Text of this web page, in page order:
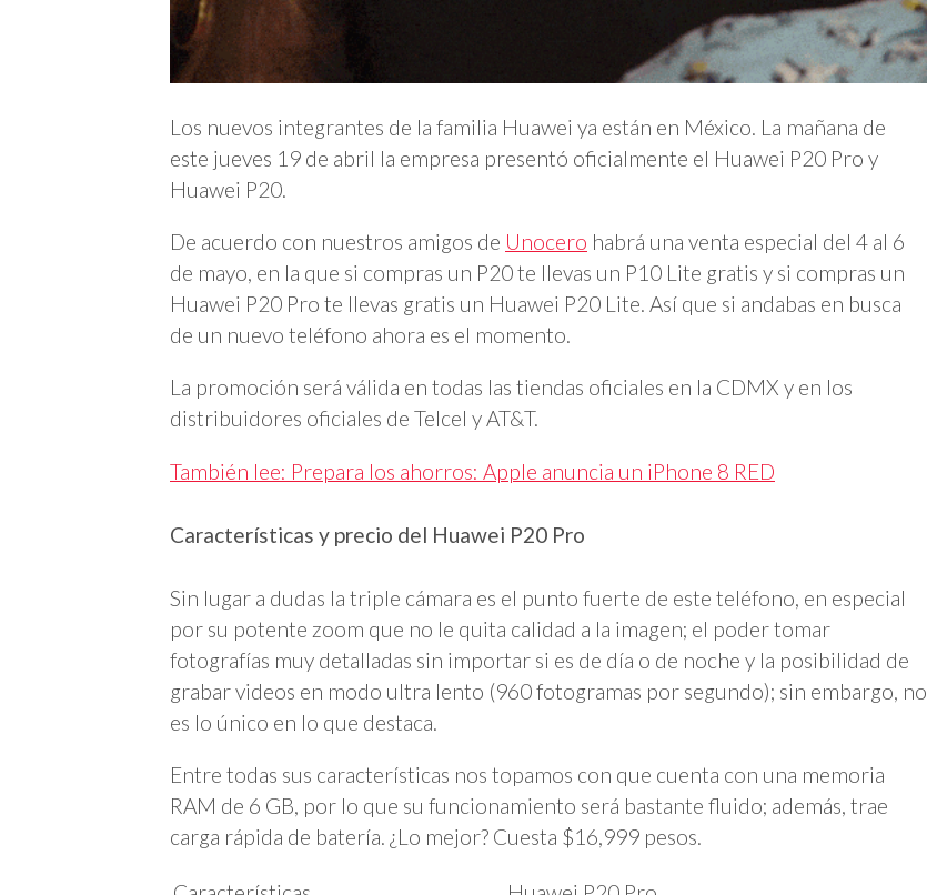
Los nuevos integrantes de la familia Huawei ya están en México. La mañana de
este jueves 19 de abril la empresa presentó oficialmente el Huawei P20 Pro y
Huawei P20.
De acuerdo con nuestros amigos de Unocero habrá una venta especial del 4 al 6
de mayo, en la que si compras un P20 te llevas un P10 Lite gratis y si compras un
Huawei P20 Pro te llevas gratis un Huawei P20 Lite. Así que si andabas en busca
de un nuevo teléfono ahora es el momento.
La promoción será válida en todas las tiendas oficiales en la CDMX y en los
distribuidores oficiales de Telcel y AT&T.
También lee: Prepara los ahorros: Apple anuncia un iPhone 8 RED
Características y precio del Huawei P20 Pro
Sin lugar a dudas la triple cámara es el punto fuerte de este teléfono, en especial
por su potente zoom que no le quita calidad a la imagen; el poder tomar
fotografías muy detalladas sin importar si es de día o de noche y la posibilidad de
grabar videos en modo ultra lento (960 fotogramas por segundo); sin embargo, no
es lo único en lo que destaca.
Entre todas sus características nos topamos con que cuenta con una memoria
RAM de 6 GB, por lo que su funcionamiento será bastante fluido; además, trae
carga rápida de batería. ¿Lo mejor? Cuesta $16,999 pesos.